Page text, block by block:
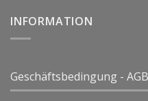
INFORMATION
Geschäftsbedingung - AGB